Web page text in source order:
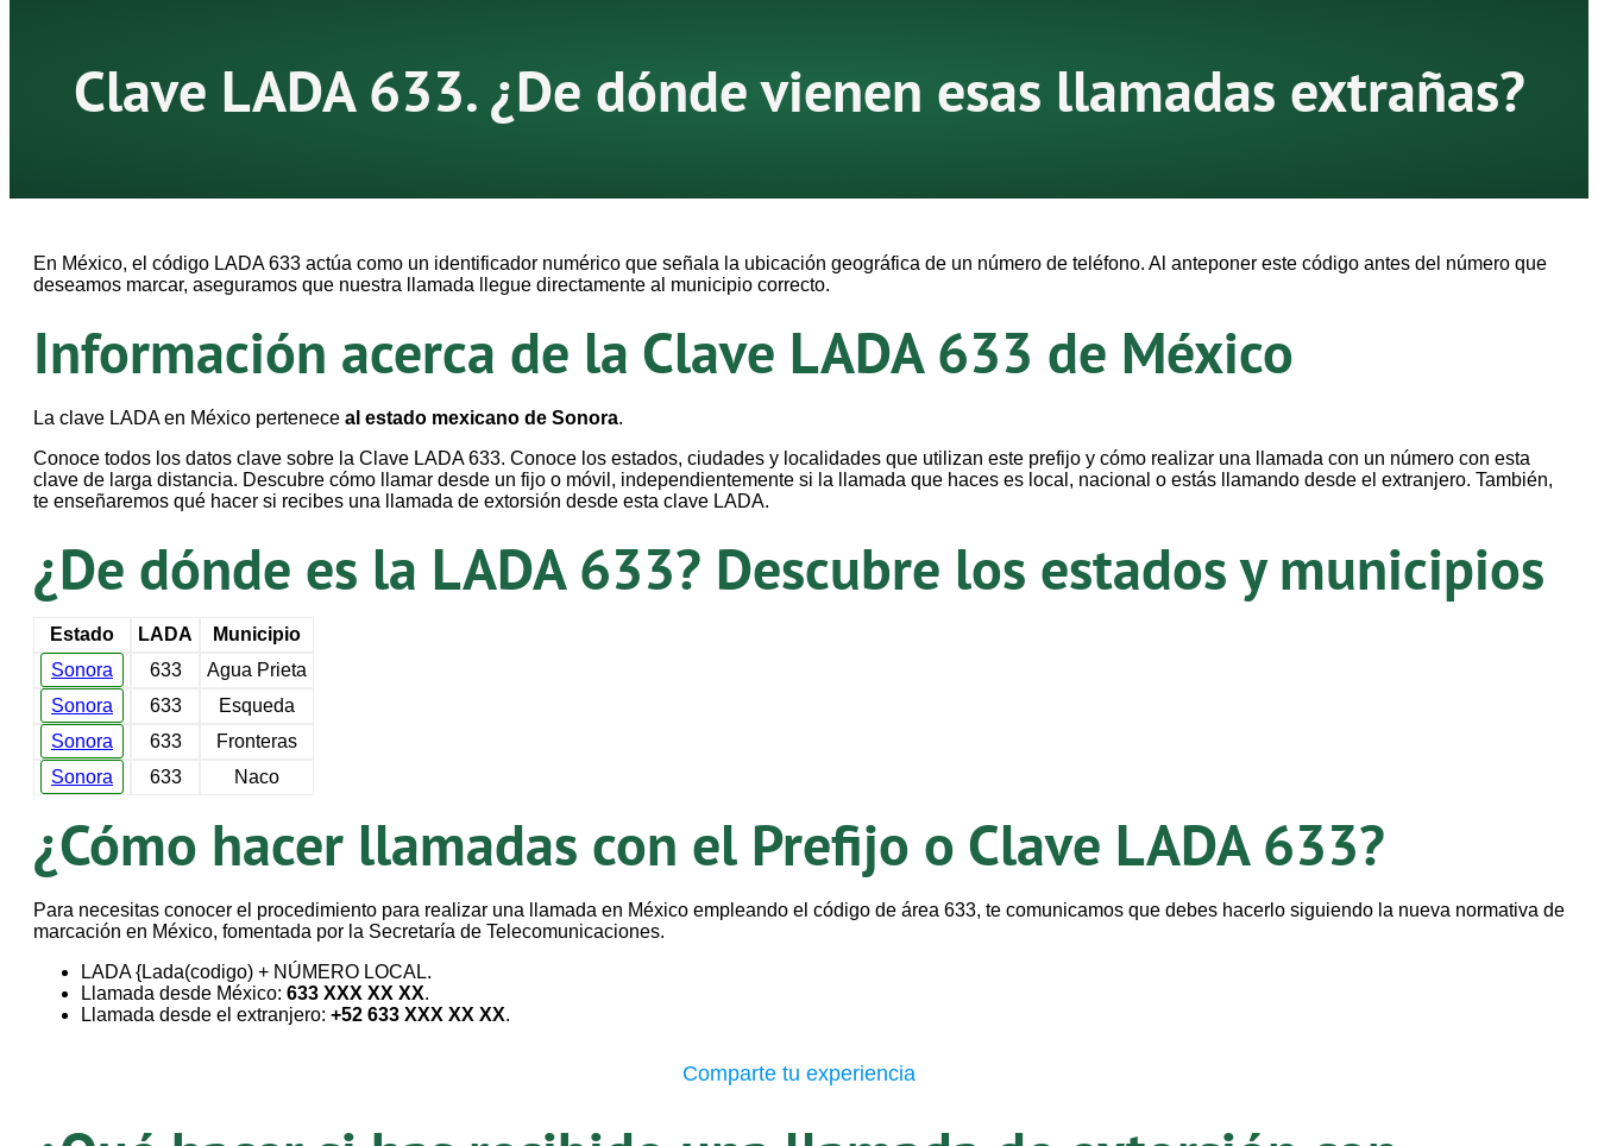
Clave LADA 633. ¿De dónde vienen esas llamadas extrañas?
En México, el código LADA 633 actúa como un identificador numérico que señala la ubicación geográfica de un número de teléfono. Al anteponer este código antes del número que
deseamos marcar, aseguramos que nuestra llamada llegue directamente al municipio correcto.
Información acerca de la Clave LADA 633 de México
La clave LADA en México pertenece al estado mexicano de Sonora.
Conoce todos los datos clave sobre la Clave LADA 633. Conoce los estados, ciudades y localidades que utilizan este prefijo y cómo realizar una llamada con un número con esta
clave de larga distancia. Descubre cómo llamar desde un fijo o móvil, independientemente si la llamada que haces es local, nacional o estás llamando desde el extranjero. También,
te enseñaremos qué hacer si recibes una llamada de extorsión desde esta clave LADA.
¿De dónde es la LADA 633? Descubre los estados y municipios
Estado LADA
Municipio
Sonora
633
Agua Prieta
Sonora
633
Esqueda
Sonora
633
Fronteras
Sonora
633 Naco
¿Cómo hacer llamadas con el Prefijo o Clave LADA 633?
Para necesitas conocer el procedimiento para realizar una llamada en México empleando el código de área 633, te comunicamos que debes hacerlo siguiendo la nueva normativa de
marcación en México, fomentada por la Secretaría de Telecomunicaciones.
LADA {Lada(codigo) + NÚMERO LOCAL.
Llamada desde México: 633 XXX XX XX.
Llamada desde el extranjero: +52 633 XXX XX XX.
Comparte tu experiencia